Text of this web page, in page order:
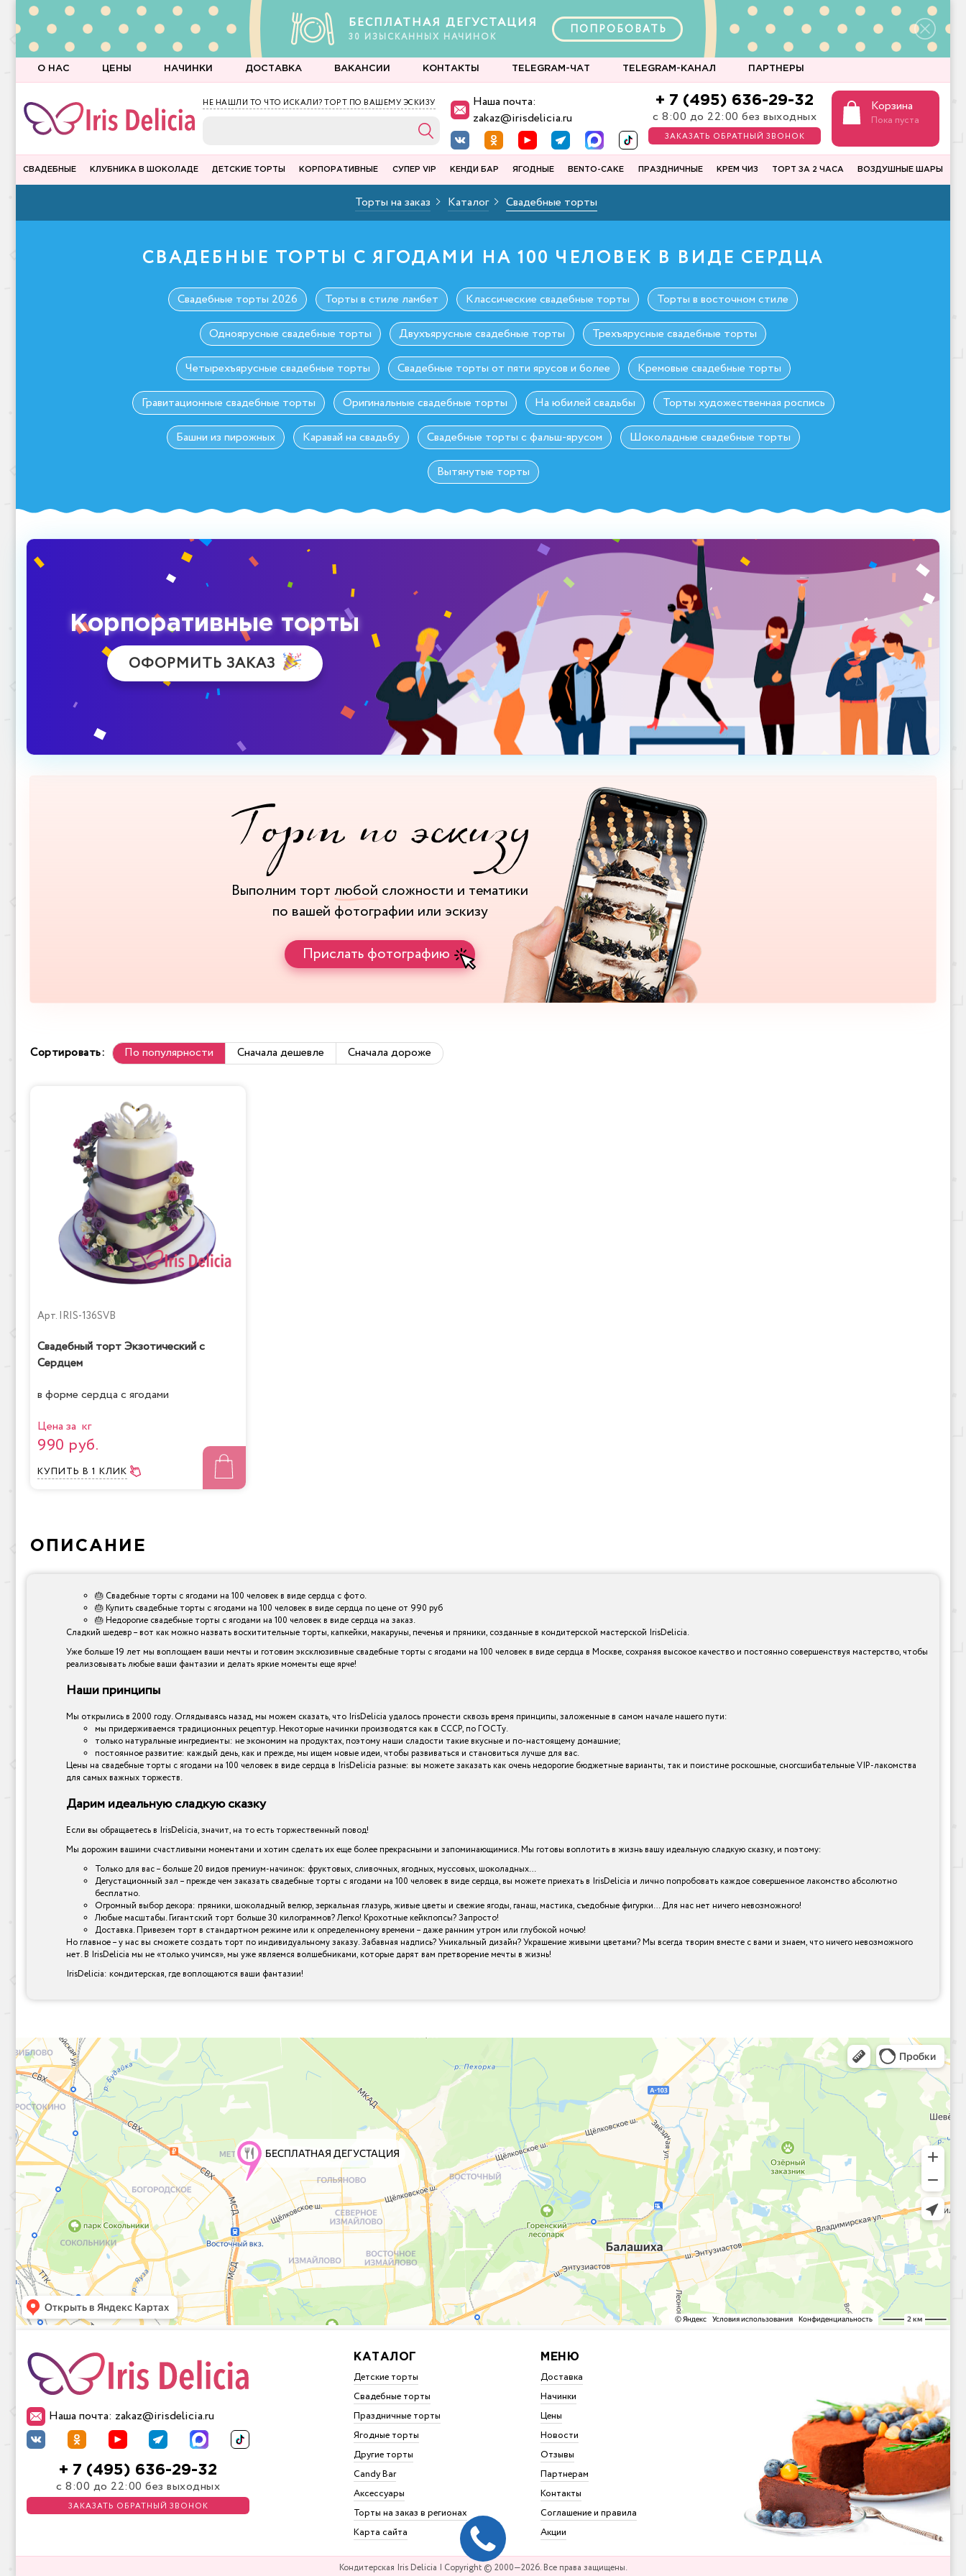
БЕСПЛАТНАЯ ДЕГУСТАЦИЯ
30 ИЗЫСКАННЫХ НАЧИНОК
ПОПРОБОВАТЬ
О НАС ЦЕНЫ НАЧИНКИ ДОСТАВКА ВАКАНСИИ КОНТАКТЫ TELEGRAM-ЧАТ TELEGRAM-КАНАЛ ПАРТНЕРЫ
НЕ НАШЛИ ТО ЧТО ИСКАЛИ? ТОРТ ПО ВАШЕМУ ЭСКИЗУ
Наша почта:
zakaz@irisdelicia.ru
+ 7 (495) 636-29-32
с 8:00 до 22:00 без выходных
ЗАКАЗАТЬ ОБРАТНЫЙ ЗВОНОК
Корзина
Пока пуста
СВАДЕБНЫЕ КЛУБНИКА В ШОКОЛАДЕ ДЕТСКИЕ ТОРТЫ КОРПОРАТИВНЫЕ СУПЕР VIP КЕНДИ БАР ЯГОДНЫЕ BENTO-CAKE ПРАЗДНИЧНЫЕ КРЕМ ЧИЗ ТОРТ ЗА 2 ЧАСА ВОЗДУШНЫЕ ШАРЫ
Торты на заказ Каталог Свадебные торты
СВАДЕБНЫЕ ТОРТЫ С ЯГОДАМИ НА 100 ЧЕЛОВЕК В ВИДЕ СЕРДЦА
Свадебные торты 2026 Торты в стиле ламбет Классические свадебные торты Торты в восточном стиле
Одноярусные свадебные торты Двухъярусные свадебные торты Трехъярусные свадебные торты
Четырехъярусные свадебные торты Свадебные торты от пяти ярусов и более Кремовые свадебные торты
Гравитационные свадебные торты Оригинальные свадебные торты На юбилей свадьбы Торты художественная роспись
Башни из пирожных Каравай на свадьбу Свадебные торты с фальш-ярусом Шоколадные свадебные торты
Вытянутые торты
Корпоративные торты
ОФОРМИТЬ ЗАКАЗ
Выполним торт любой сложности и тематики
по вашей фотографии или эскизу
Прислать фотографию
Сортировать: По популярности Сначала дешевле Сначала дороже
Арт. IRIS-136SVB
Свадебный торт Экзотический с
Сердцем
в форме сердца с ягодами
Цена за кг
990 руб.
КУПИТЬ В 1 КЛИК
ОПИСАНИЕ
🎂 Свадебные торты с ягодами на 100 человек в виде сердца с фото.
🎂 Купить свадебные торты с ягодами на 100 человек в виде сердца по цене от 990 руб
🎂 Недорогие свадебные торты с ягодами на 100 человек в виде сердца на заказ.
Сладкий шедевр – вот как можно назвать восхитительные торты, капкейки, макаруны, печенья и пряники, созданные в кондитерской мастерской IrisDelicia.
Уже больше 19 лет мы воплощаем ваши мечты и готовим эксклюзивные свадебные торты с ягодами на 100 человек в виде сердца в Москве, сохраняя высокое качество и постоянно совершенствуя мастерство, чтобы
реализовывать любые ваши фантазии и делать яркие моменты еще ярче!
Наши принципы
Мы открылись в 2000 году. Оглядываясь назад, мы можем сказать, что IrisDelicia удалось пронести сквозь время принципы, заложенные в самом начале нашего пути:
мы придерживаемся традиционных рецептур. Некоторые начинки производятся как в СССР, по ГОСТу.
только натуральные ингредиенты: не экономим на продуктах, поэтому наши сладости такие вкусные и по-настоящему домашние;
постоянное развитие: каждый день, как и прежде, мы ищем новые идеи, чтобы развиваться и становиться лучше для вас.
Цены на свадебные торты с ягодами на 100 человек в виде сердца в IrisDelicia разные: вы можете заказать как очень недорогие бюджетные варианты, так и поистине роскошные, сногсшибательные VIP-лакомства
для самых важных торжеств.
Дарим идеальную сладкую сказку
Если вы обращаетесь в IrisDelicia, значит, на то есть торжественный повод!
Мы дорожим вашими счастливыми моментами и хотим сделать их еще более прекрасными и запоминающимися. Мы готовы воплотить в жизнь вашу идеальную сладкую сказку, и поэтому:
Только для вас – больше 20 видов премиум-начинок: фруктовых, сливочных, ягодных, муссовых, шоколадных…
Дегустационный зал – прежде чем заказать свадебные торты с ягодами на 100 человек в виде сердца, вы можете приехать в IrisDelicia и лично попробовать каждое совершенное лакомство абсолютно
бесплатно.
Огромный выбор декора: пряники, шоколадный велюр, зеркальная глазурь, живые цветы и свежие ягоды, ганаш, мастика, съедобные фигурки… Для нас нет ничего невозможного!
Любые масштабы. Гигантский торт больше 30 килограммов? Легко! Крохотные кейкпопсы? Запросто!
Доставка. Привезем торт в стандартном режиме или к определенному времени – даже ранним утром или глубокой ночью!
Но главное – у нас вы сможете создать торт по индивидуальному заказу. Забавная надпись? Уникальный дизайн? Украшение живыми цветами? Мы всегда творим вместе с вами и знаем, что ничего невозможного
нет. В IrisDelicia мы не «только учимся», мы уже являемся волшебниками, которые дарят вам претворение мечты в жизнь!
IrisDelicia: кондитерская, где воплощаются ваши фантазии!
Наша почта: zakaz@irisdelicia.ru
+ 7 (495) 636-29-32
с 8:00 до 22:00 без выходных
ЗАКАЗАТЬ ОБРАТНЫЙ ЗВОНОК
КАТАЛОГ
Детские торты
Свадебные торты
Праздничные торты
Ягодные торты
Другие торты
Candy Bar
Аксессуары
Торты на заказ в регионах
Карта сайта
МЕНЮ
Доставка
Начинки
Цены
Новости
Отзывы
Партнерам
Контакты
Соглашение и правила
Акции
Кондитерская Iris Delicia | Copyright © 2000—2026. Все права защищены.